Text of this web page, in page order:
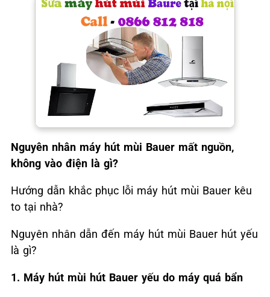
Nguyên nhân máy hút mùi Bauer mất nguồn,
không vào điện là gì?
Hướng dẫn khắc phục lỗi máy hút mùi Bauer kêu
to tại nhà?
Nguyên nhân dẫn đến máy hút mùi Bauer hút yếu
là gì?
1. Máy hút mùi hút Bauer yếu do máy quá bẩn